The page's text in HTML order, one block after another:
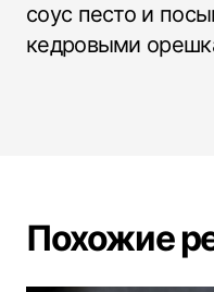
соус песто и
кедровыми
Похожие